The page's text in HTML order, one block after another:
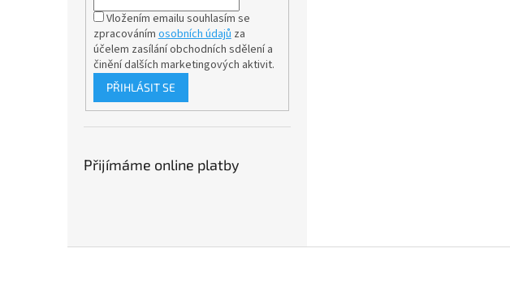
Vložením emailu souhlasím se
zpracováním osobních údajů za
účelem zasílání obchodních sdělení a
činění dalších marketingových aktivit.
PŘIHLÁSIT SE
Přijímáme online platby